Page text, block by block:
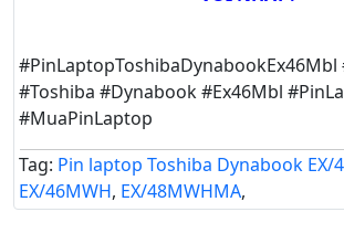
#PinLaptopToshibaDynabookEx46Mbl
#Toshiba #Dynabook #Ex46Mbl
#MuaPinLaptop
Tag: Pin laptop Toshiba Dynabook EX/
EX/46MWH, EX/48MWHMA,